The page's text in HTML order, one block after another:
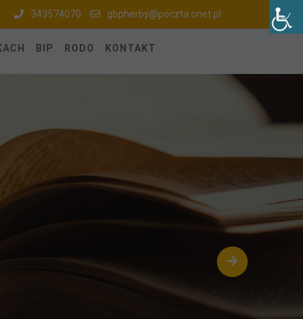
343574070 gbpherby@poczta.onet.pl
BIP RODO KONTAKT